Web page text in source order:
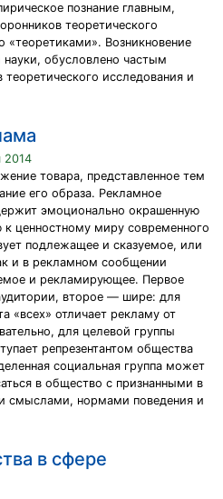
познание главным,
теоретического
«теоретиками». Возникновение
обусловлено частым
теоретического исследования и
2014
товара, представленное тем
его образа. Рекламное
эмоционально окрашенную
ценностному миру современного
подлежащее и сказуемое, или
и в рекламном сообщении
и рекламирующее. Первое
второе — шире: для
«всех» отличает рекламу от
для целевой группы
репрезентантом общества
социальная группа может
в общество с признанными в
смыслами, нормами поведения и
в сфере